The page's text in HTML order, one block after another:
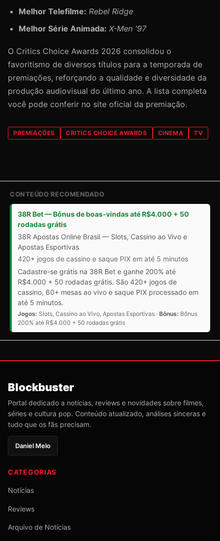
Melhor Telefilme: Rebel Ridge
Melhor Série Animada: X-Men '97
O Critics Choice Awards 2026 consolidou o
favoritismo de diversos títulos para a temporada de
premiações, reforçando a qualidade e diversidade da
produção audiovisual do último ano. A lista completa
você pode conferir no site oficial da premiação.
PREMIAÇÕES CRITICS CHOICE AWARDS CINEMA TV
CONTEÚDO RECOMENDADO
38R Bet — Bônus de boas-vindas até R$4.000 + 50
rodadas grátis
38R Apostas Online Brasil — Slots, Cassino ao Vivo e
Apostas Esportivas
420+ jogos de cassino e saque PIX em até 5 minutos
Cadastre-se grátis na 38R Bet e ganhe 200% até
R$4.000 + 50 rodadas grátis. São 420+ jogos de
cassino, 60+ mesas ao vivo e saque PIX processado em
até 5 minutos.
Jogos: Slots, Cassino ao Vivo, Apostas Esportivas · Bônus: Bônus
200% até R$4.000 + 50 rodadas grátis
Blockbuster
Portal dedicado a notícias, reviews e novidades sobre filmes,
séries e cultura pop. Conteúdo atualizado, análises sinceras e
tudo que os fãs precisam.
Daniel Melo
CATEGORIAS
Notícias
Reviews
Arquivo de Notícias